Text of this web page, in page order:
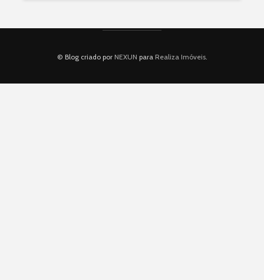
© Blog criado por NEXUN para Realiza Imóveis.